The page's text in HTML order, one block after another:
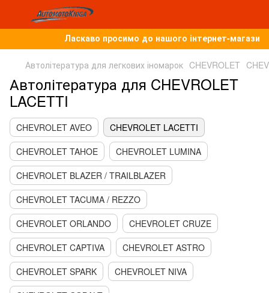
Ласкаво просимо до нашого інтернет-
Автолітература для легкових іномарок CHEVROLET
Автолітература для CHEVROLET
LACETTI
CHEVROLET AVEO
CHEVROLET LACETTI
CHEVROLET TAHOE
CHEVROLET LUMINA
CHEVROLET BLAZER / TRAILBLAZER
CHEVROLET TACUMA / REZZO
CHEVROLET ORLANDO
CHEVROLET CRUZE
CHEVROLET CAPTIVA
CHEVROLET ASTRO
CHEVROLET SPARK
CHEVROLET NIVA